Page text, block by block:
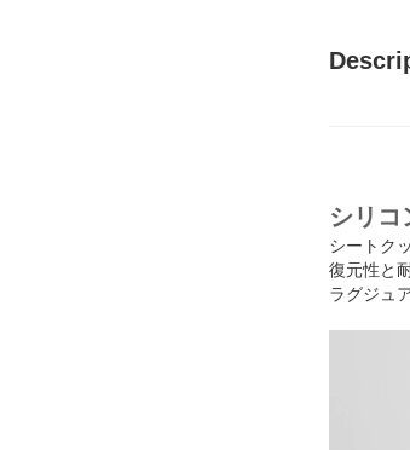
シリコ
シートク
復元性と
ラグジュ